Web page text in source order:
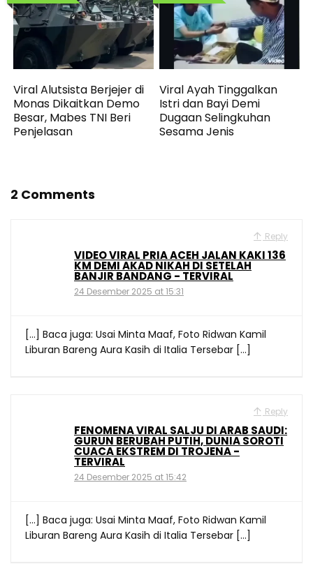
Viral Alutsista Berjejer di
Monas Dikaitkan Demo
Besar, Mabes TNI Beri
Penjelasan
Viral Ayah Tinggalkan
Istri dan Bayi Demi
Dugaan Selingkuhan
Sesama Jenis
2 Comments
Reply
VIDEO VIRAL PRIA ACEH JALAN KAKI 136
KM DEMI AKAD NIKAH DI SETELAH
BANJIR BANDANG - TERVIRAL
24 Desember 2025 at 15:31
[…] Baca juga: Usai Minta Maaf, Foto Ridwan Kamil
Liburan Bareng Aura Kasih di Italia Tersebar […]
Reply
FENOMENA VIRAL SALJU DI ARAB SAUDI:
GURUN BERUBAH PUTIH, DUNIA SOROTI
CUACA EKSTREM DI TROJENA -
TERVIRAL
24 Desember 2025 at 15:42
[…] Baca juga: Usai Minta Maaf, Foto Ridwan Kamil
Liburan Bareng Aura Kasih di Italia Tersebar […]